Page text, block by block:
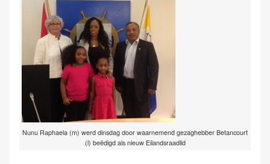
Nunu Raphaela (m) werd dinsdag door waarnemend gezaghebber Betancourt
(l) beëdigd als nieuw Eilandsraadlid